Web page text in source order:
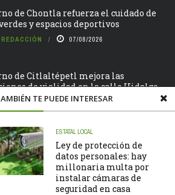
TE PUEDE INTERESAR
ESTATAL LOCAL
Ley de protección de
datos personales: hay
millonaria multa por
instalar cámaras de
seguridad en casa
de Chontla refuerza el cuidado de
y espacios deportivos
07/08/2026
de Citlaltépetl mejora las
de vialidad en la calle Hidalgo
REDACCIÓN 07/08/2026
Roberto San Román encabeza
de Tequio en el Parque Ecológico de
REDACCIÓN 07/08/2026